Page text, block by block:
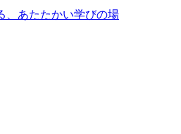
、あたたかい学びの場